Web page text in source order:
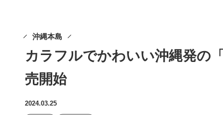
沖縄本島
カラフルでかわいい沖縄発の
売開始
2024.03.25